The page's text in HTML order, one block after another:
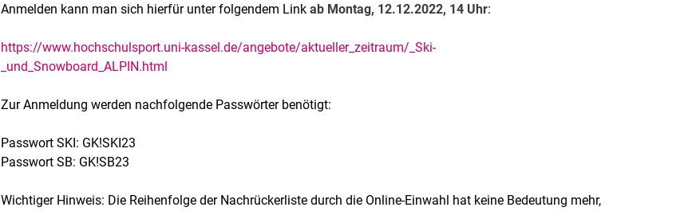
Anmelden kann man sich hierfür unter folgendem Linkab Montag, 12.12.2022, 14 Uhr:
https://www.hochschulsport.uni-kassel.de/angebote/aktueller_zeitraum/_Ski-
_und_Snowboard_ALPIN.html
Zur Anmeldung werden nachfolgende Passwörter benötigt:
Passwort SKI: GK!SKI23
Passwort SB: GK!SB23
Wichtiger Hinweis: Die Reihenfolge der Nachrückerliste durch die Online-Einwahl hat keine Bedeutung mehr,